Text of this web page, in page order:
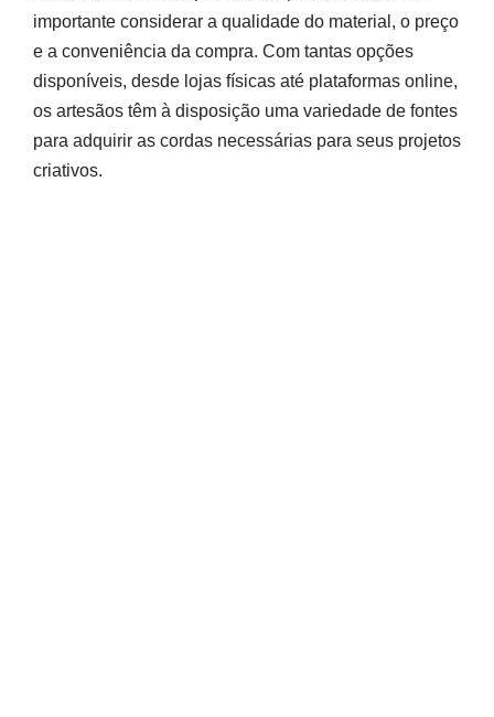
importante considerar a qualidade do material, o preço
e a conveniência da compra. Com tantas opções
disponíveis, desde lojas físicas até plataformas online,
os artesãos têm à disposição uma variedade de fontes
para adquirir as cordas necessárias para seus projetos
criativos.